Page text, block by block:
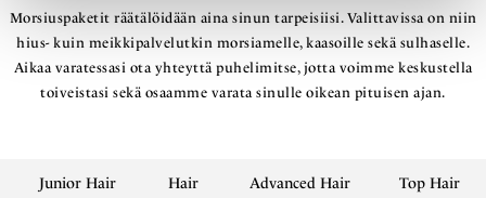
Morsiuspaketit räätälöidään aina sinun tarpeisiisi. Valittavissa on niin
hius- kuin meikkipalvelutkin morsiamelle, kaasoille sekä sulhaselle.
Aikaa varatessasi ota yhteyttä puhelimitse, jotta voimme keskustella
toiveistasi sekä osaamme varata sinulle oikean pituisen ajan.
Junior Hair
Hair
Advanced Hair
Top Hair